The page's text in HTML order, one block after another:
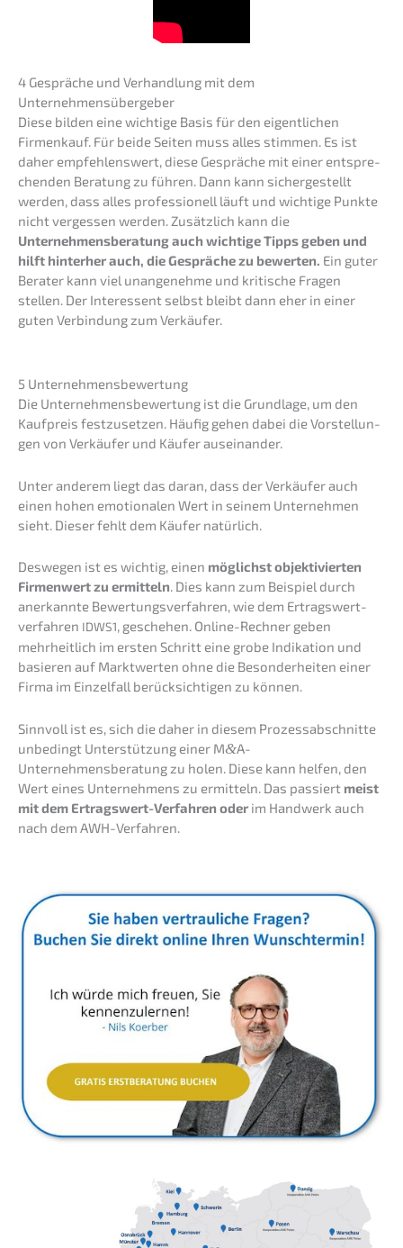
4 Gesprä­che und Verhand­lung mit dem
Unternehmensübergeber
Diese bilden eine wichti­ge Basis für den eigent­li­chen
Firmen­kauf. Für beide Seiten muss alles stimmen. Es ist
daher empfeh­lens­wert, diese Gesprä­che mit einer entspre­
chen­den Beratung zu führen. Dann kann sicher­ge­stellt
werden, dass alles profes­sio­nell läuft und wichti­ge Punkte
nicht verges­sen werden. Zusätz­lich kann die
Unternehmens­beratung auch wichti­ge Tipps geben und
hilft hinter­her auch, die Gesprä­che zu bewer­ten. Ein guter
Berater kann viel unange­neh­me und kriti­sche Fragen
stellen. Der Inter­es­sent selbst bleibt dann eher in einer
guten Verbin­dung zum Verkäufer.
5 Unter­neh­mens­be­wer­tung
Die Unter­neh­mens­be­wer­tung ist die Grund­la­ge, um den
Kaufpreis festzu­set­zen. Häufig gehen dabei die Vorstel­lun­
gen von Verkäu­fer und Käufer auseinander.
Unter anderem liegt das daran, dass der Verkäu­fer auch
einen hohen emotio­na­len Wert in seinem Unter­neh­men
sieht. Dieser fehlt dem Käufer natürlich.
Deswe­gen ist es wichtig, einen möglichst objek­ti­vier­ten
Firmen­wert zu ermit­teln. Dies kann zum Beispiel durch
anerkann­te Bewer­tungs­ver­fah­ren, wie dem Ertrags­wert­
ver­fah­ren IDWS1, gesche­hen. Online-Rechner geben
mehrheit­lich im ersten Schritt eine grobe Indika­ti­on und
basie­ren auf Markt­wer­ten ohne die Beson­der­hei­ten einer
Firma im Einzel­fall berück­sich­ti­gen zu können.
Sinnvoll ist es, sich die daher in diesem Prozess­ab­schnit­te
unbedingt Unter­stüt­zung einer M&A-
Unternehmensberatung zu holen. Diese kann helfen, den
Wert eines Unter­neh­mens zu ermit­teln. Das passiert meist
mit dem Ertrags­wert-Verfah­ren oder im Handwerk auch
nach dem AWH-Verfahren.